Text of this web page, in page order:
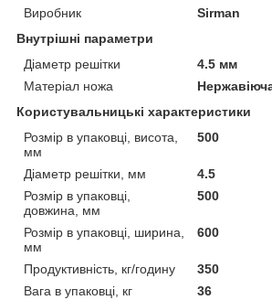
Виробник
Sirman
Внутрішні параметри
Діаметр решітки
4.5 мм
Матеріал ножа
Користувальницькі характеристики
Розмір в упаковці, висота,
мм
500
Діаметр решітки, мм
4.5
Розмір в упаковці,
довжина, мм
500
Розмір в упаковці, ширина,
мм
600
Продуктивність, кг/годину
350
Вага в упаковці, кг
36